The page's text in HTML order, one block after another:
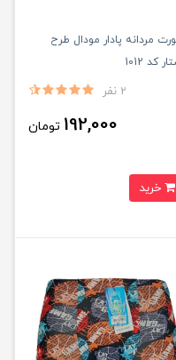
مردانه پادار مودال طرح
کد 1012
2 نفر
192,000 تومان